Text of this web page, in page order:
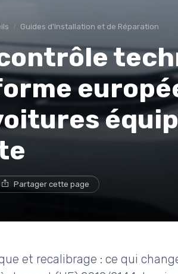
Guides d'Installation et de Réparation
Partager cette page
et recalibrage : ce qui